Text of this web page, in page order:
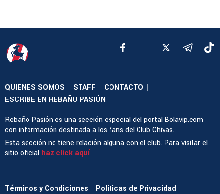
QUIENES SOMOS | STAFF | CONTACTO |
ESCRIBE EN REBAÑO PASIÓN
Rebaño Pasión es una sección especial del portal Bolavip.com
con información destinada a los fans del Club Chivas.
Esta sección no tiene relación alguna con el club. Para visitar el
sitio oficial haz click aquí
Términos y Condiciones
Políticas de Privacidad